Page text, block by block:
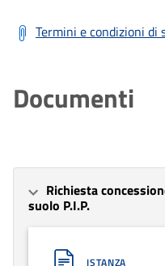
Termini e condizioni di
Documenti
Richiesta
suolo P.I.P.
ISTANZA